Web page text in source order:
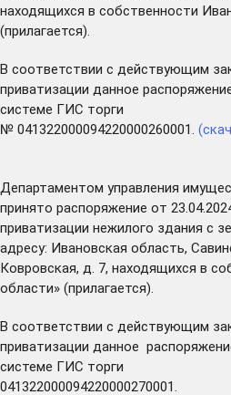
находящихся в собственности
(прилагается).
В соответствии с действующим
приватизации данное
системе ГИС торги
№ 041322000094220000260001.
Департаментом управления
принято распоряжение от
приватизации нежилого здания с
адресу: Ивановская область,
Ковровская, д. 7, находящихся в
области» (прилагается).
В соответствии с действующим
приватизации данное
системе ГИС
041322000094220000270001.